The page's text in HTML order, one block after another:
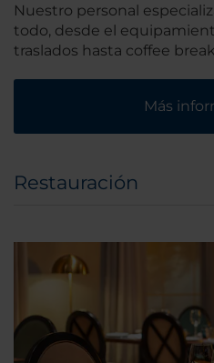
Nuestro personal
todo, desde el
traslados hasta coffee
Más
Restauración